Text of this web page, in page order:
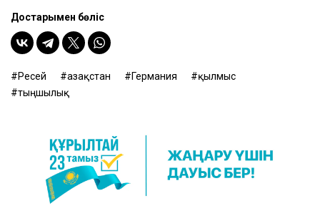
Достарыңмен бөліс
Ресей Қазақстан Германия
қылмыс
тыңшылық